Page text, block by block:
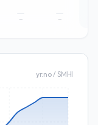
– –
yr.no / SMHI